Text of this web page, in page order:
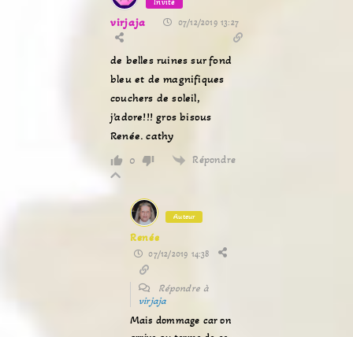
Invité
virjaja 07/12/2019 13:27
de belles ruines sur fond
bleu et de magnifiques
couchers de soleil,
j’adore!!! gros bisous
Renée. cathy
0 Répondre
Auteur
Renée
07/12/2019 14:38
Répondre à
virjaja
Mais dommage car on